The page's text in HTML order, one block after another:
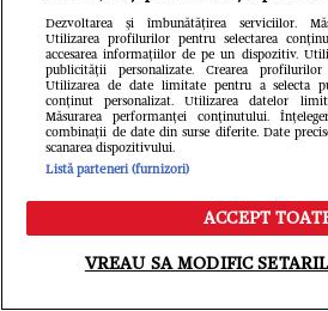
însărcinată cu băiețel
Meniu Caută
Dezvoltarea și îmbunătățirea serviciilor.
Utilizarea profilurilor pentru selectarea
accesarea informațiilor de pe un dispozitiv.
publicității personalizate. Crearea
Utilizarea de date limitate pentru a selecta
conținut personalizat. Utilizarea datelor
Măsurarea performanței conținutului.
combinații de date din surse diferite. Date
scanarea dispozitivului.
Listă parteneri (furnizori)
ACCEPT
VREAU SA MODIFIC